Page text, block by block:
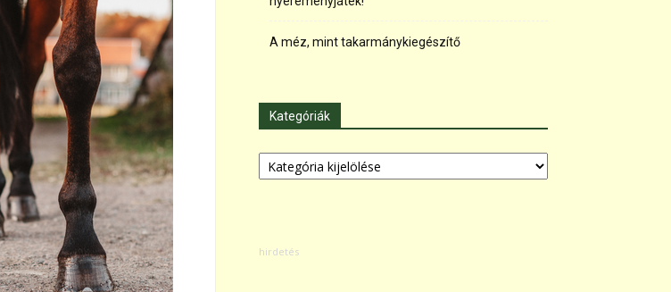
A méz, mint takarmánykiegészítő
Kategóriák
Kategóriák